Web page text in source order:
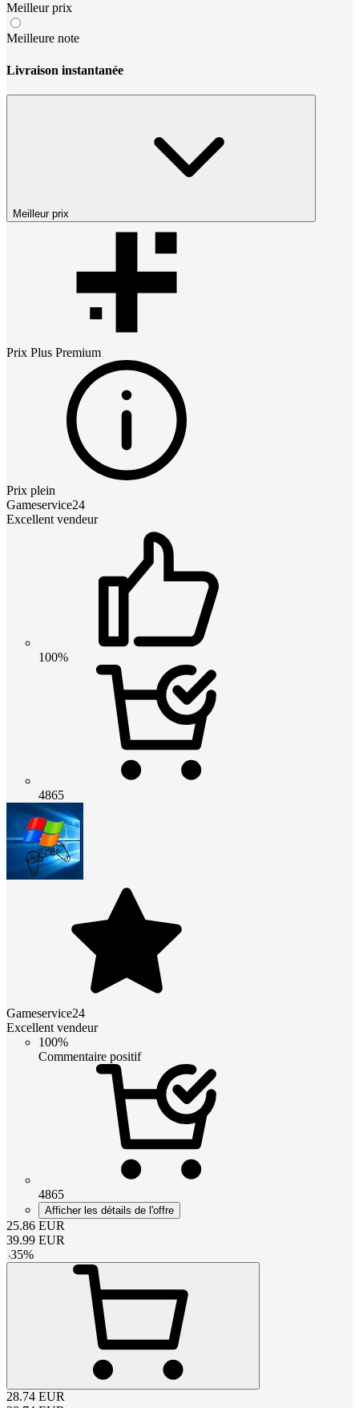
Meilleur prix
Meilleure note
Livraison instantanée
Meilleur prix
Prix Plus Premium
Prix plein
Gameservice24
Excellent vendeur
100%
4865
Gameservice24
Excellent vendeur
100%
Commentaire positif
4865
Afficher les détails de l'offre
25.86 EUR
39.99 EUR
-35%
28.74 EUR